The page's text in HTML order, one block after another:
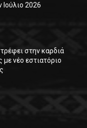
2026
στην καρδιά
νέο εστιατόριο